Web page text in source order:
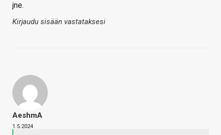
jne.
Kirjaudu sisään vastataksesi
AeshmA
1.5.2024